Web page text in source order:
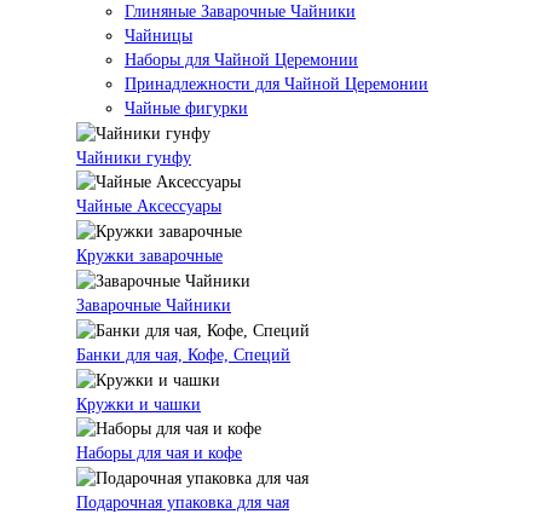
Глиняные Заварочные Чайники
Чайницы
Наборы для Чайной Церемонии
Принадлежности для Чайной Церемонии
Чайные фигурки
Чайники гунфу
Чайные Аксессуары
Кружки заварочные
Заварочные Чайники
Банки для чая, Кофе, Специй
Кружки и чашки
Наборы для чая и кофе
Подарочная упаковка для чая